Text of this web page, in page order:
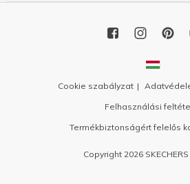
Cookie szabályzat
Felhasználási
Termékbiztonságért felelős
Copyright 2026 SKECHERS